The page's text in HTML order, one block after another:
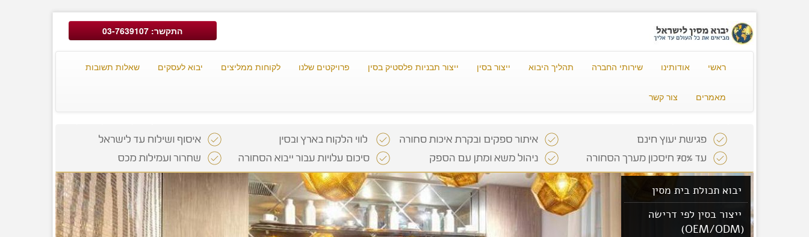
התקשר: 03-7639107
ראשי אודותינו שירותי החברה תהליך היבוא ייצור בסין ייצור תבניות פלסטיק בסין פרויקטים שלנו לקוחות ממליצים יבוא לעסקים שאלות תשובות
מאמרים צור קשר
יבוא תכולת בית מסין
ייצור בסין לפי דרישה
(OEM/ODM)